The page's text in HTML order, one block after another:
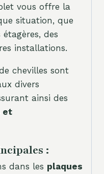
vous offre la
situation, que
des
installations.
chevilles sont
divers
ainsi des
et
:
dans les plaques